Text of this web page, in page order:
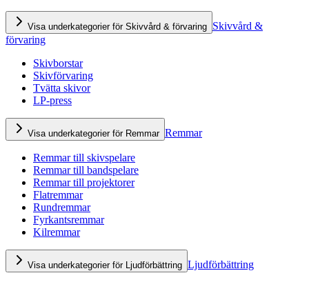
Visa underkategorier för Skivvård & förvaring Skivvård &
förvaring
Skivborstar
Skivförvaring
Tvätta skivor
LP-press
Visa underkategorier för Remmar Remmar
Remmar till skivspelare
Remmar till bandspelare
Remmar till projektorer
Flatremmar
Rundremmar
Fyrkantsremmar
Kilremmar
Visa underkategorier för Ljudförbättring Ljudförbättring